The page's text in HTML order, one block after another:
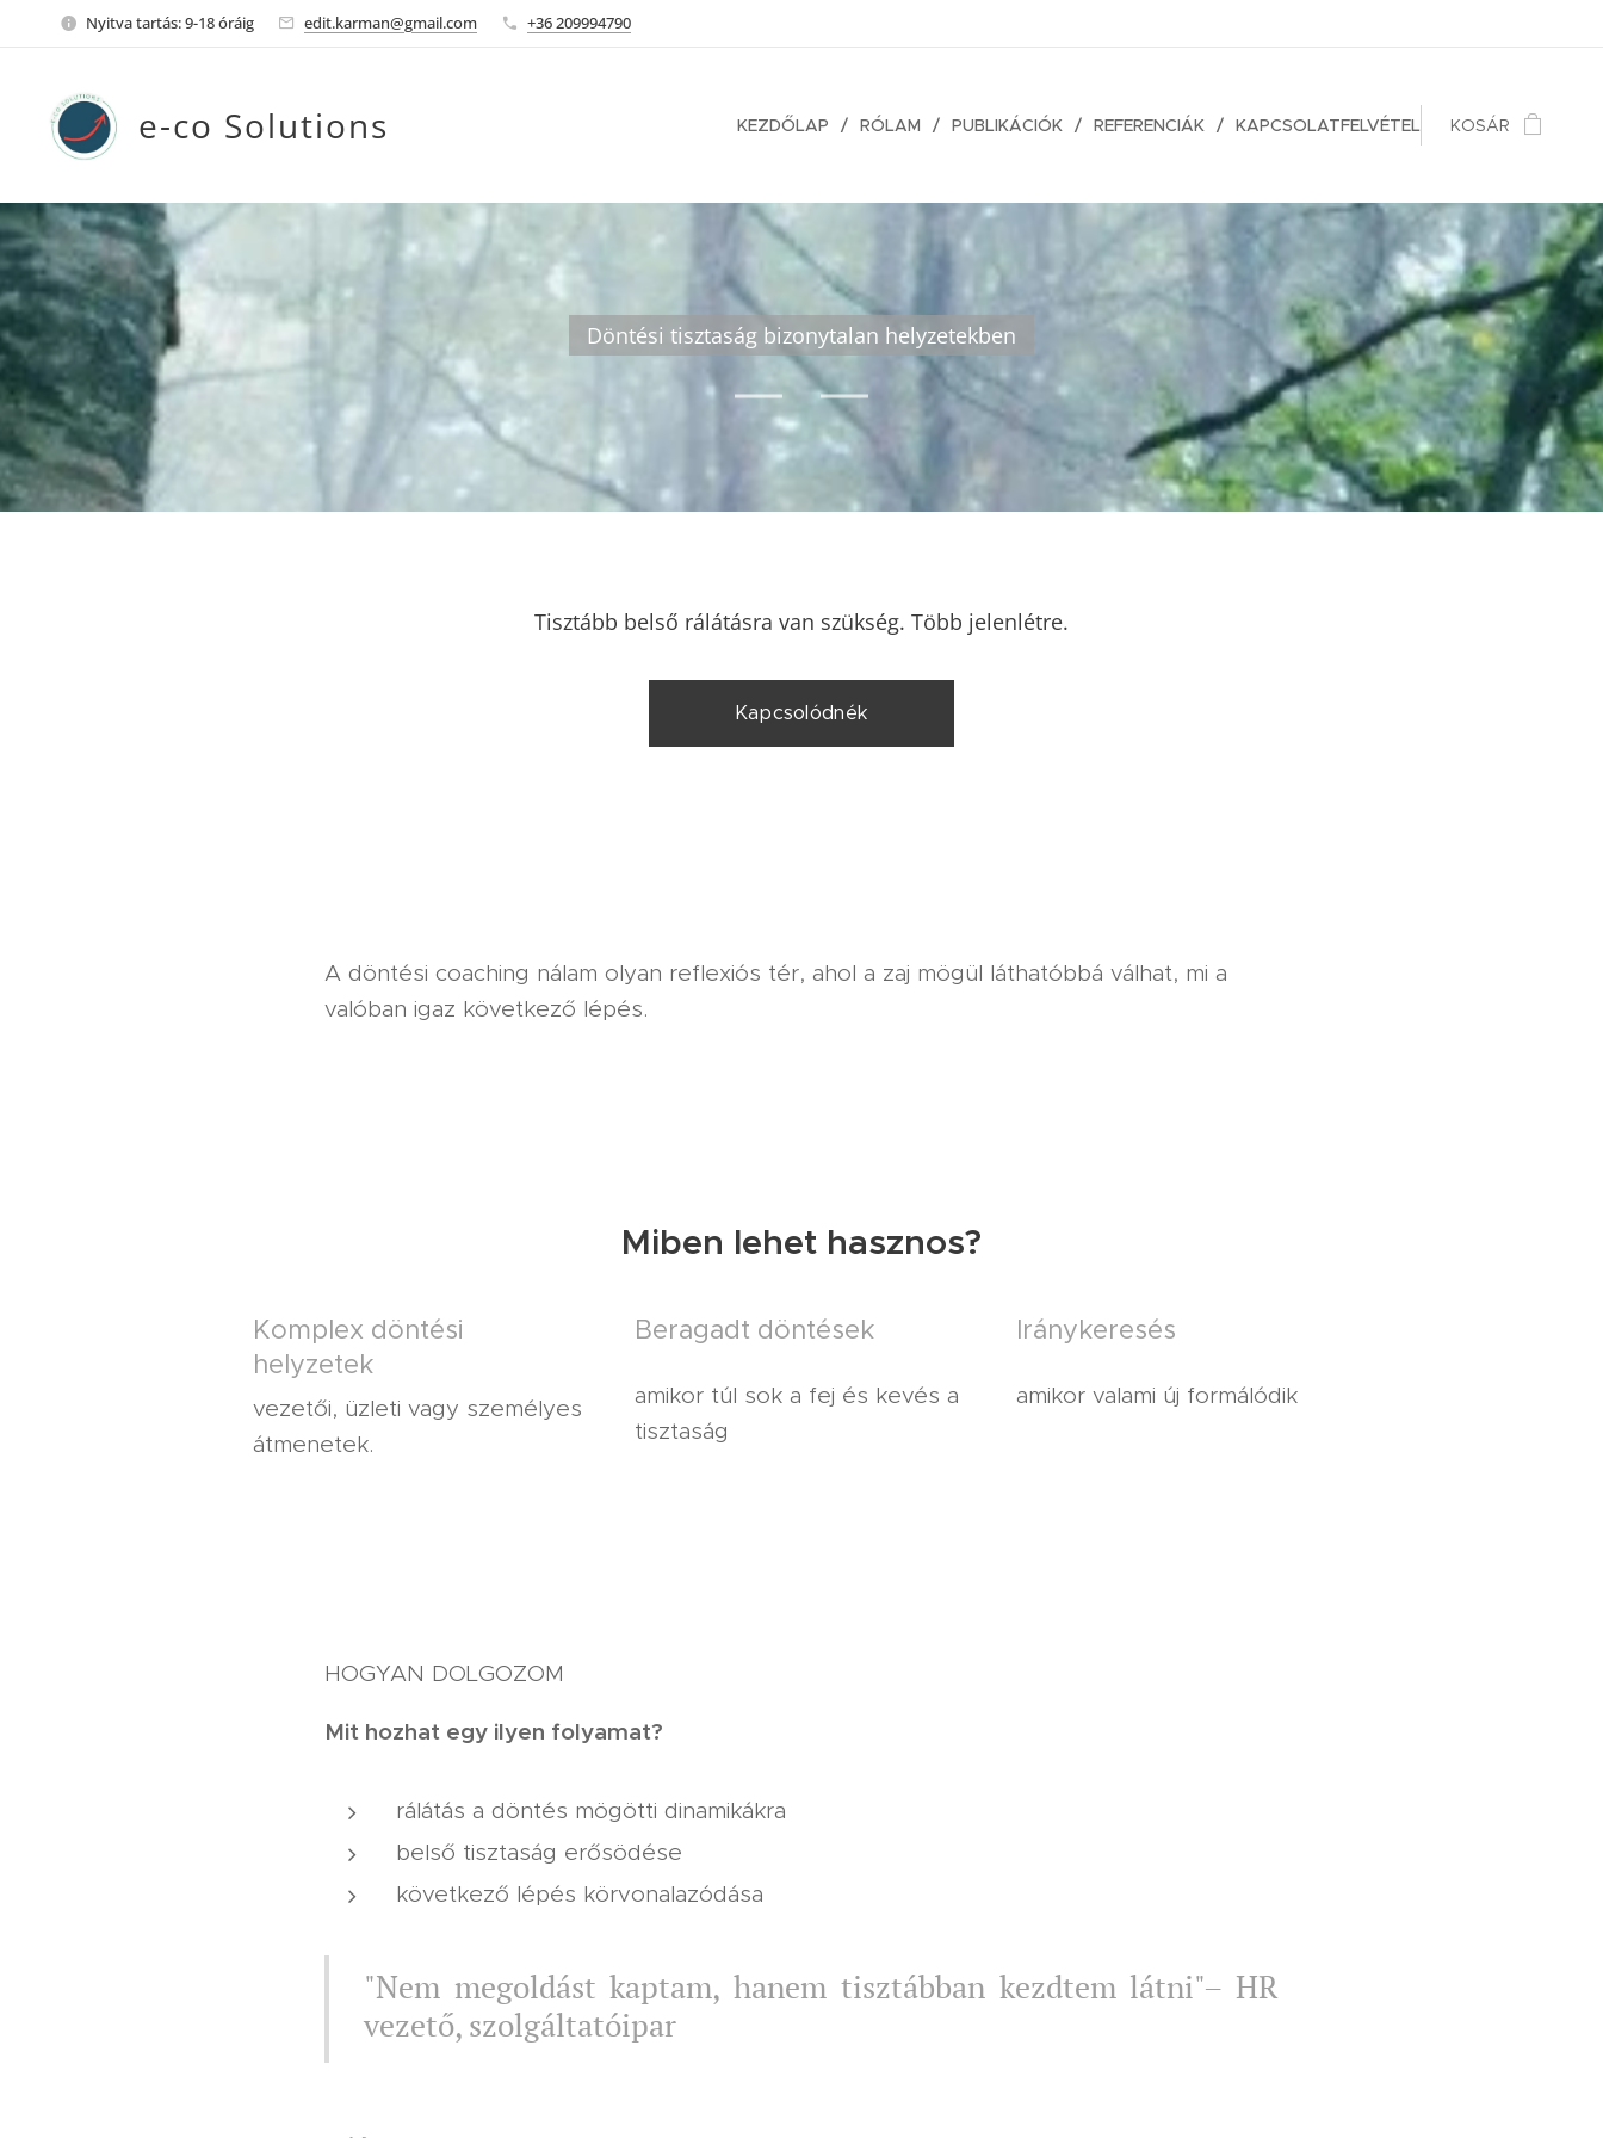
Nyitva tartás: 9-18 óráig edit.karman@gmail.com +36 209994790
e-co Solutions KEZDŐLAP RÓLAM PUBLIKÁCIÓK REFERENCIÁK KAPCSOLATFELVÉTEL KOSÁR
Döntési tisztaság bizonytalan helyzetekben
Tisztább belső rálátásra van szükség. Több jelenlétre.
Kapcsolódnék
A döntési coaching nálam olyan reflexiós tér, ahol a zaj mögül láthatóbbá válhat, mi a
valóban igaz következő lépés.
Miben lehet hasznos?
Komplex döntési
helyzetek
vezetői, üzleti vagy személyes
átmenetek.
Beragadt döntések
amikor túl sok a fej és kevés a
tisztaság
Iránykeresés
amikor valami új formálódik
HOGYAN DOLGOZOM
Mit hozhat egy ilyen folyamat?
rálátás a döntés mögötti dinamikákra
belső tisztaság erősödése
következő lépés körvonalazódása
"Nem megoldást kaptam, hanem tisztábban kezdtem látni"– HR
vezető, szolgáltatóipar